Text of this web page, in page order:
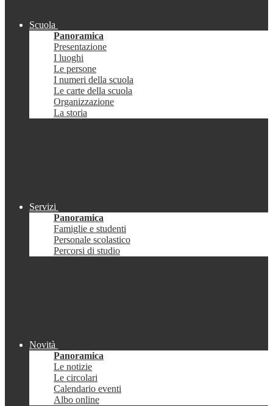
Scuola
Panoramica
Presentazione
I luoghi
Le persone
I numeri della scuola
Le carte della scuola
Organizzazione
La storia
Servizi
Panoramica
Famiglie e studenti
Personale scolastico
Percorsi di studio
Novità
Panoramica
Le notizie
Le circolari
Calendario eventi
Albo online